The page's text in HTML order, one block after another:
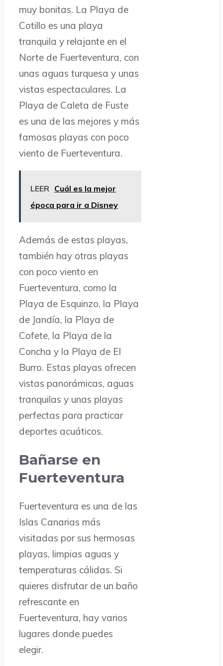
muy bonitas. La Playa de
Cotillo es una playa
tranquila y relajante en el
Norte de Fuerteventura, con
unas aguas turquesa y unas
vistas espectaculares. La
Playa de Caleta de Fuste
es una de las mejores y más
famosas playas con poco
viento de Fuerteventura.
LEER Cuál es la mejor
época para ir a Disney
Además de estas playas,
también hay otras playas
con poco viento en
Fuerteventura, como la
Playa de Esquinzo, la Playa
de Jandía, la Playa de
Cofete, la Playa de la
Concha y la Playa de El
Burro. Estas playas ofrecen
vistas panorámicas, aguas
tranquilas y unas playas
perfectas para practicar
deportes acuáticos.
Bañarse en
Fuerteventura
Fuerteventura es una de las
Islas Canarias más
visitadas por sus hermosas
playas, limpias aguas y
temperaturas cálidas. Si
quieres disfrutar de un baño
refrescante en
Fuerteventura, hay varios
lugares donde puedes
elegir.